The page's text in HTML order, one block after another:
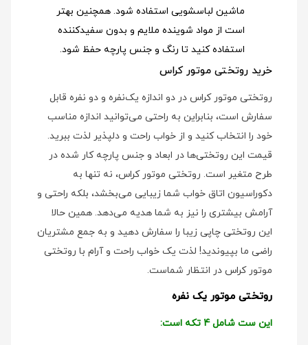
ماشین لباسشویی استفاده شود. همچنین بهتر
است از مواد شوینده ملایم و بدون سفیدکننده
استفاده کنید تا رنگ و جنس پارچه حفظ شود.
خرید روتختی موتور کراس
روتختی موتور کراس در دو اندازه یک‌نفره و دو نفره قابل
سفارش است، بنابراین به راحتی می‌توانید اندازه مناسب
خود را انتخاب کنید و از خواب راحت و دلپذیر لذت ببرید.
قیمت این روتختی‌ها در ابعاد و جنس پارچه کار شده در
طرح متغیر است. روتختی موتور کراس، نه تنها به
دکوراسیون اتاق خواب شما زیبایی می‌بخشد، بلکه راحتی و
آرامش بیشتری را نیز به شما هدیه می‌دهد. همین حالا
این روتختی چاپی زیبا را سفارش دهید و به جمع مشتریان
راضی ما بپیوندید! لذت یک خواب راحت و آرام با روتختی
موتور کراس در انتظار شماست.
روتختی موتور یک نفره
این ست شامل 4 تکه است: